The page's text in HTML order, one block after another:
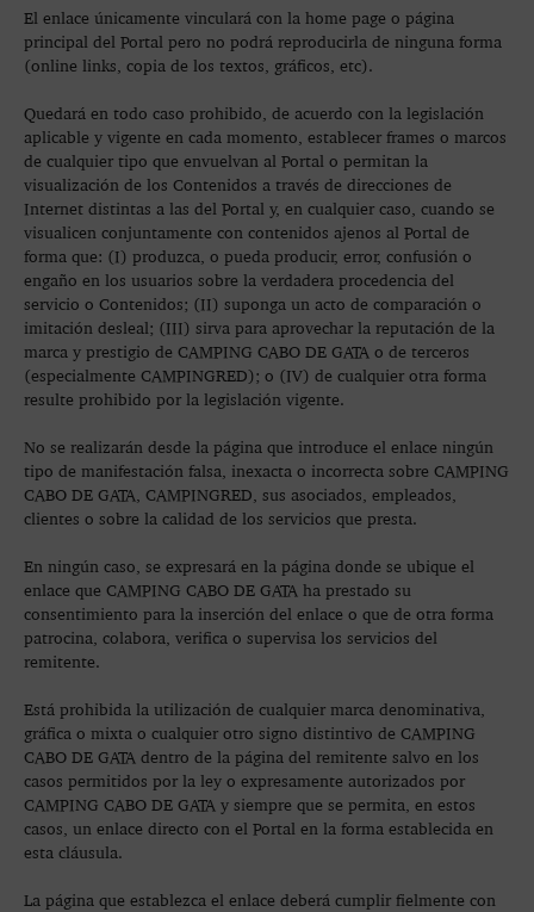
El enlace únicamente vinculará con la home page o página
principal del Portal pero no podrá reproducirla de ninguna forma
(online links, copia de los textos, gráficos, etc).
Quedará en todo caso prohibido, de acuerdo con la legislación
aplicable y vigente en cada momento, establecer frames o marcos
de cualquier tipo que envuelvan al Portal o permitan la
visualización de los Contenidos a través de direcciones de
Internet distintas a las del Portal y, en cualquier caso, cuando se
visualicen conjuntamente con contenidos ajenos al Portal de
forma que: (I) produzca, o pueda producir, error, confusión o
engaño en los usuarios sobre la verdadera procedencia del
servicio o Contenidos; (II) suponga un acto de comparación o
imitación desleal; (III) sirva para aprovechar la reputación de la
marca y prestigio de CAMPING CABO DE GATA o de terceros
(especialmente CAMPINGRED); o (IV) de cualquier otra forma
resulte prohibido por la legislación vigente.
No se realizarán desde la página que introduce el enlace ningún
tipo de manifestación falsa, inexacta o incorrecta sobre CAMPING
CABO DE GATA, CAMPINGRED, sus asociados, empleados,
clientes o sobre la calidad de los servicios que presta.
En ningún caso, se expresará en la página donde se ubique el
enlace que CAMPING CABO DE GATA ha prestado su
consentimiento para la inserción del enlace o que de otra forma
patrocina, colabora, verifica o supervisa los servicios del
remitente.
Está prohibida la utilización de cualquier marca denominativa,
gráfica o mixta o cualquier otro signo distintivo de CAMPING
CABO DE GATA dentro de la página del remitente salvo en los
casos permitidos por la ley o expresamente autorizados por
CAMPING CABO DE GATA y siempre que se permita, en estos
casos, un enlace directo con el Portal en la forma establecida en
esta cláusula.
La página que establezca el enlace deberá cumplir fielmente con